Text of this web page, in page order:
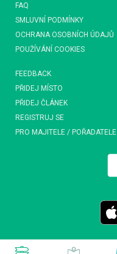
FAQ
SMLUVNÍ PODMÍNKY
OCHRANA OSOBNÍCH ÚDAJŮ
POUŽÍVÁNÍ COOKIES
FEEDBACK
PŘIDEJ MÍSTO
PŘIDEJ ČLÁNEK
REGISTRUJ SE
PRO MAJITELE / POŘADATELE